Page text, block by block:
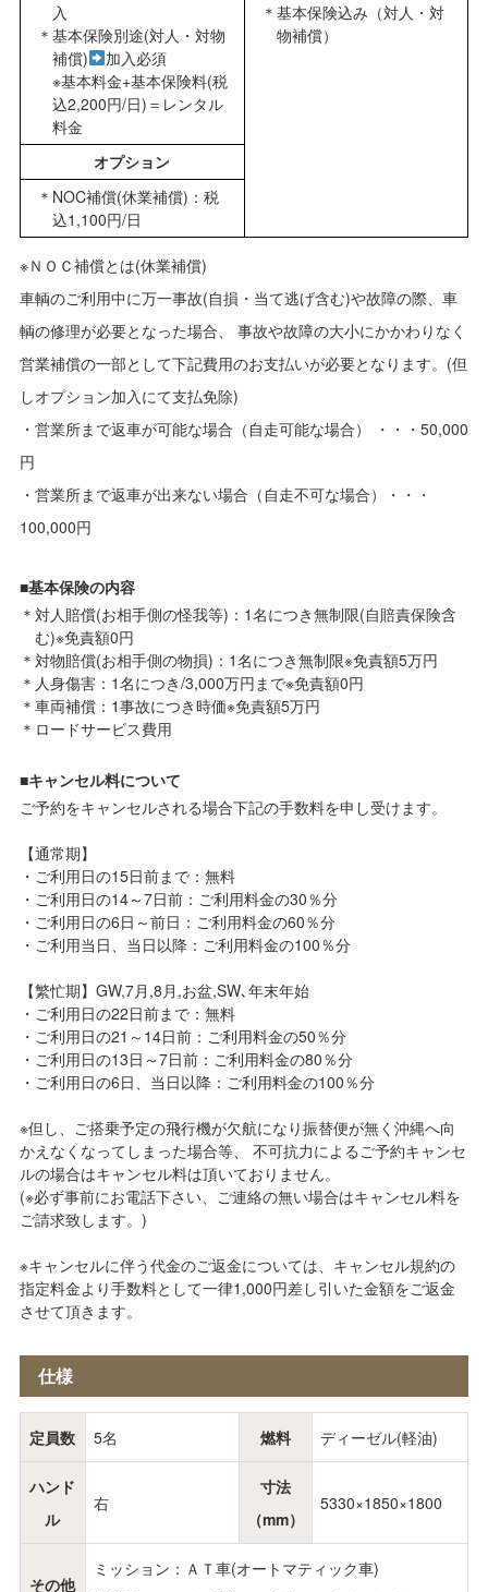
入
基本保険別途(対人・対物
補償)
加入必須
※基本料金+基本保険料(税
込2,200円/日)＝レンタル
料金
基本保険込み（対人・対
物補償）
オプション
NOC補償(休業補償)：税
込1,100円/日
※ＮＯＣ補償とは(休業補償)
車輌のご利用中に万一事故(自損・当て逃げ含む)や故障の際、車
輌の修理が必要となった場合、 事故や故障の大小にかかわりなく
営業補償の一部として下記費用のお支払いが必要となります。(但
しオプション加入にて支払免除)
・営業所まで返車が可能な場合（自走可能な場合） ・・・50,000
円
・営業所まで返車が出来ない場合（自走不可な場合）・・・
100,000円
■基本保険の内容
対人賠償(お相手側の怪我等)：1名につき無制限(自賠責保険含
む)※免責額0円
対物賠償(お相手側の物損)：1名につき無制限※免責額5万円
人身傷害：1名につき/3,000万円まで※免責額0円
車両補償：1事故につき時価※免責額5万円
ロードサービス費用
■キャンセル料について
ご予約をキャンセルされる場合下記の手数料を申し受けます。
【通常期】
・ご利用日の15日前まで：無料
・ご利用日の14～7日前：ご利用料金の30％分
・ご利用日の6日～前日：ご利用料金の60％分
・ご利用当日、当日以降：ご利用料金の100％分
【繁忙期】GW,7月,8月,お盆,SW､年末年始
・ご利用日の22日前まで：無料
・ご利用日の21～14日前：ご利用料金の50％分
・ご利用日の13日～7日前：ご利用料金の80％分
・ご利用日の6日、当日以降：ご利用料金の100％分
※但し、ご搭乗予定の飛行機が欠航になり振替便が無く沖縄へ向
かえなくなってしまった場合等、 不可抗力によるご予約キャンセ
ルの場合はキャンセル料は頂いておりません。
(※必ず事前にお電話下さい、ご連絡の無い場合はキャンセル料を
ご請求致します。)
※キャンセルに伴う代金のご返金については、キャンセル規約の
指定料金より手数料として一律1,000円差し引いた金額をご返金
させて頂きます。
仕様
定員数 5名 燃料 ディーゼル(軽油)
ハンド
ル
右
寸法
（mm）
5330×1850×1800
その他
ミッション：ＡＴ車(オートマティック車)